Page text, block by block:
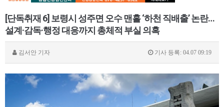
[단독취재 6] 보령시 성주면 오수 맨홀 ‘하천 직배출’ 논란…
설계·감독·행정 대응까지 총체적 부실 의혹
김서안 기자 기사 등록: 04.07 09:19